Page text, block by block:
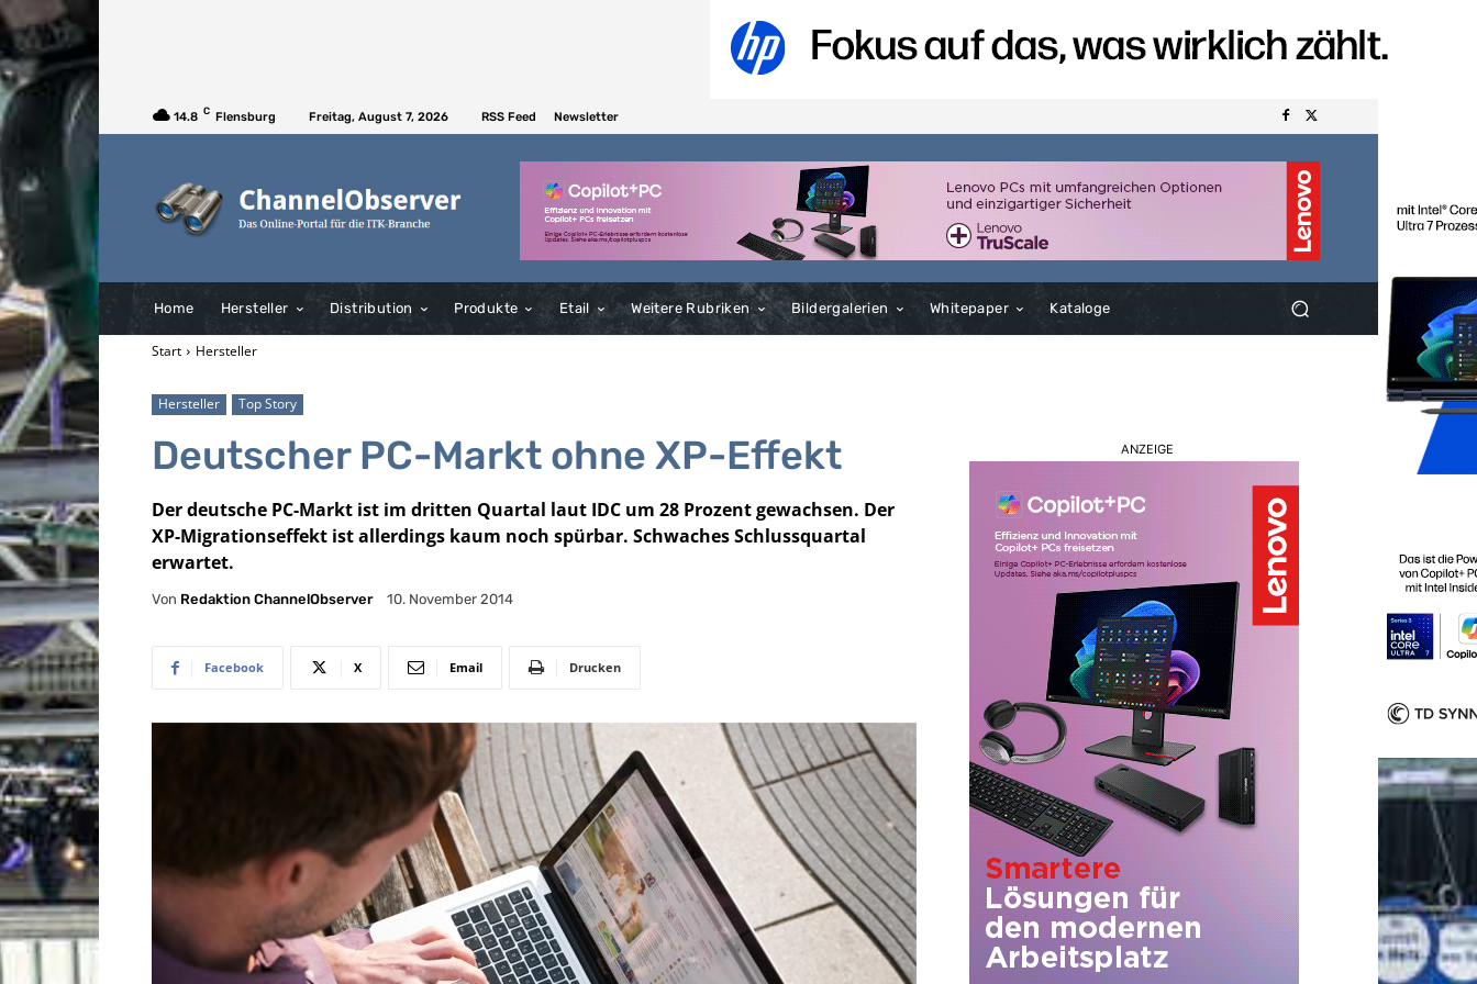
14.8 C Flensburg Freitag, August 7, 2026 RSS Feed Newsletter
Home Hersteller Distribution Produkte Etail Weitere Rubriken Bildergalerien Whitepaper Kataloge
Start Hersteller
Hersteller Top Story
Deutscher PC-Markt ohne XP-Effekt
Der deutsche PC-Markt ist im dritten Quartal laut IDC um 28 Prozent gewachsen. Der
XP-Migrationseffekt ist allerdings kaum noch spürbar. Schwaches Schlussquartal
erwartet.
Von Redaktion ChannelObserver 10. November 2014
Facebook X Email Drucken
ANZEIGE